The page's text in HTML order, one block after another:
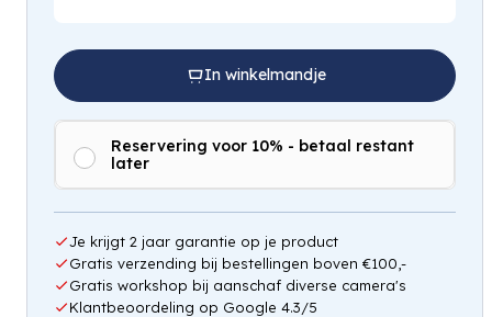
In winkelmandje
Reservering voor 10% - betaal restant
later
Je krijgt 2 jaar garantie op je product
Gratis verzending bij bestellingen boven €100,-
Gratis workshop bij aanschaf diverse camera's
Klantbeoordeling op Google 4.3/5